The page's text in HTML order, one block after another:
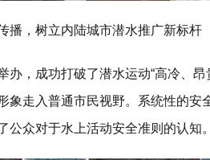
播，树立内陆城市潜水推广新标杆
办，成功打破了潜水运动“高冷、
象走入普通市民视野。系统性的安
公众对于水上活动安全准则的认知。